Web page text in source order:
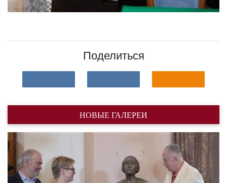
Поделиться
НОВЫЕ ГАЛЕРЕИ